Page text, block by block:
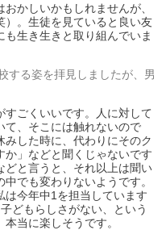
かしいかもしれませんが、
）。生徒を見ていると良い友
生き生きと取り組んでいま
する姿を拝見しましたが、男
ごくいいです。人に対して
て、そこには触れないので
した時に、代わりにそのク
か」などと聞くじゃないです
と言うと、それ以上は聞い
でも変わりないようです。
は今年中1を担当しています
どもらしさがない、という
当に楽しそうです。